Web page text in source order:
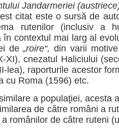
Jandarmeriei
citat este o sursă de
rutenilor (inclusiv a
în contextul mai larg al
de„roire“,din varii
XI), cnezatul Haliciului
lea), raporturile acestor
cu Roma (1596) etc.
a populaţiei, acesta
de către români a
românilor de către ruteni